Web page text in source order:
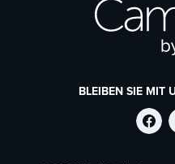
BLEIBEN SIE MIT